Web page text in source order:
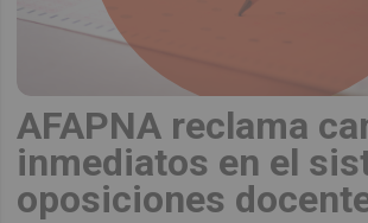
AFAPNA reclama
inmediatos en el
oposiciones